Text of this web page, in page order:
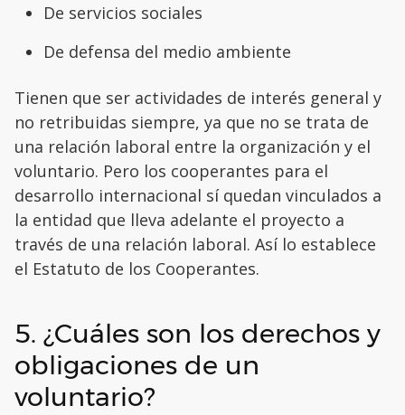
De servicios sociales
De defensa del medio ambiente
Tienen que ser actividades de interés general y
no retribuidas siempre, ya que no se trata de
una relación laboral entre la organización y el
voluntario. Pero los cooperantes para el
desarrollo internacional sí quedan vinculados a
la entidad que lleva adelante el proyecto a
través de una relación laboral. Así lo establece
el Estatuto de los Cooperantes.
5. ¿Cuáles son los derechos y
obligaciones de un
voluntario?